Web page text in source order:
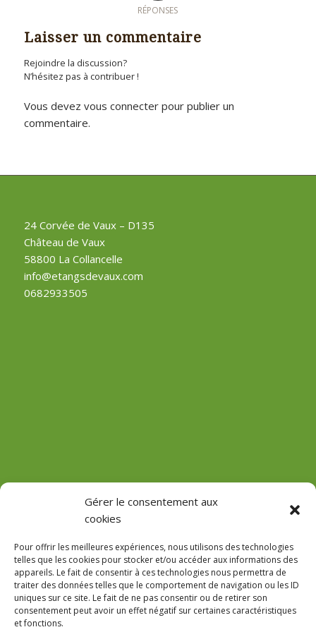
Gérer le consentement aux
cookies
Pour offrir les meilleures expériences, nous utilisons des technologies
telles que les cookies pour stocker et/ou accéder aux informations des
appareils. Le fait de consentir à ces technologies nous permettra de
traiter des données telles que le comportement de navigation ou les ID
uniques sur ce site. Le fait de ne pas consentir ou de retirer son
consentement peut avoir un effet négatif sur certaines caractéristiques
et fonctions.
RÉPONSES
Laisser un commentaire
Rejoindre la discussion?
N’hésitez pas à contribuer !
Vous devez vous connecterpour publier un
commentaire.
24 Corvée de Vaux – D135
Château de Vaux
58800 La Collancelle
info@etangsdevaux.com
0682933505
GPS : 47.184471755485816, 3.618713022912785
Le Domaine
Accès